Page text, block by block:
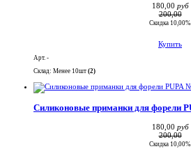
180,00 руб
200,00
Скидка 10,00%
Купить
Арт. -
Склад: Менее 10шт (2)
Силиконовые приманки для форели
180,00 руб
200,00
Скидка 10,00%